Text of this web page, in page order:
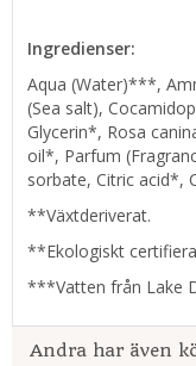
Ingredienser:
Aqua (Water)***,
(Sea salt),
Glycerin*, Rosa
oil*, Parfum
sorbate, Citric acid*,
**Växtderiverat.
**Ekologiskt
***Vatten från Lake
Andra har även